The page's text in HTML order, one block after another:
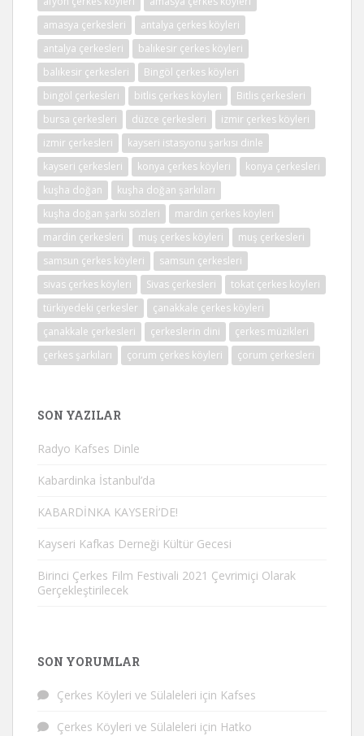
amasya çerkesleri
antalya çerkes köyleri
antalya çerkesleri
balıkesir çerkes köyleri
balıkesir çerkesleri
Bingöl çerkes köyleri
bingöl çerkesleri
bitlis çerkes köyleri
Bitlis çerkesleri
bursa çerkesleri
düzce çerkesleri
izmir çerkes köyleri
izmir çerkesleri
kayseri istasyonu şarkısı dinle
kayseri çerkesleri
konya çerkes köyleri
konya çerkesleri
kuşha doğan
kuşha doğan şarkıları
kuşha doğan şarkı sözleri
mardin çerkes köyleri
mardin çerkesleri
muş çerkes köyleri
muş çerkesleri
samsun çerkes köyleri
samsun çerkesleri
sivas çerkes köyleri
Sivas çerkesleri
tokat çerkes köyleri
türkiyedeki çerkesler
çanakkale çerkes köyleri
çanakkale çerkesleri
çerkeslerin dini
çerkes müzikleri
çerkes şarkıları
çorum çerkes köyleri çorum çerkesleri
SON YAZILAR
Radyo Kafses Dinle
Kabardinka İstanbul’da
KABARDİNKA KAYSERİ’DE!
Kayseri Kafkas Derneği Kültür Gecesi
Birinci Çerkes Film Festivali 2021 Çevrimiçi Olarak
Gerçekleştirilecek
SON YORUMLAR
Çerkes Köyleri ve Sülaleleri için Kafses
Çerkes Köyleri ve Sülaleleri için Hatko